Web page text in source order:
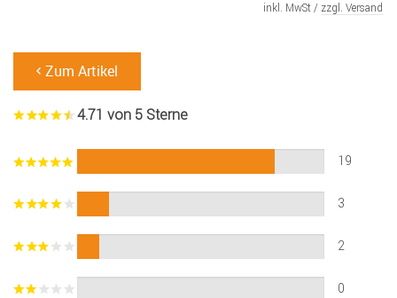
inkl. MwSt / zzgl. Versand
Zum Artikel
4.71 von 5 Sterne
19
3
2
0